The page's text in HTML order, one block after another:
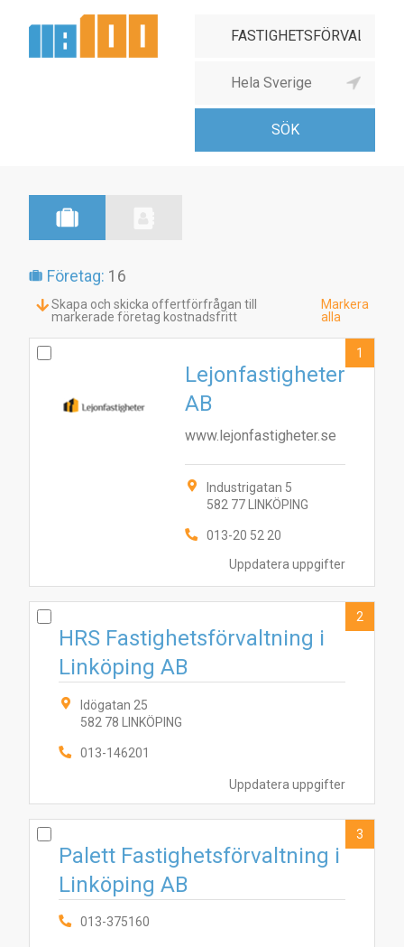
Företag: 16
Skapa och skicka offertförfrågan till
markerade företag kostnadsfritt
Markera
alla
Uppdatera uppgifter
Lejonfastigheter
AB
www.lejonfastigheter.se
Industrigatan 5
582 77 LINKÖPING
013-20 52 20
1
Uppdatera uppgifter
HRS Fastighetsförvaltning i
Linköping AB
Idögatan 25
582 78 LINKÖPING
013-146201
2
Palett Fastighetsförvaltning i
Linköping AB
013-375160
3